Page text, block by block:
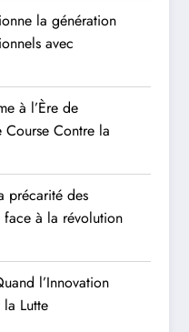
la génération
avec
à l’Ère de
Contre la
précarité des
à la révolution
l’Innovation
Lutte